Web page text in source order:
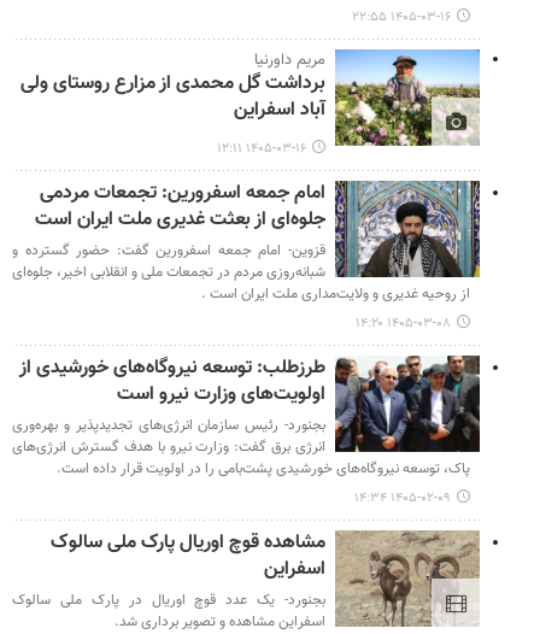
۱۴۰۵-۰۳-۱۶ ۲۲:۵۵
مریم داورنیا
برداشت گل محمدی از مزارع روستای ولی
آباد اسفراین
۱۴۰۵-۰۳-۱۶ ۱۲:۱۱
امام جمعه اسفرورین: تجمعات مردمی
جلوه‌ای از بعثت غدیری ملت ایران است
قزوین- امام جمعه اسفرورین گفت: حضور گسترده و
شبانه‌روزی مردم در تجمعات ملی و انقلابی اخیر، جلوه‌ای
از روحیه غدیری و ولایت‌مداری ملت ایران است .
۱۴۰۵-۰۳-۰۸ ۱۴:۲۰
طرزطلب: توسعه نیروگاه‌های خورشیدی از
اولویت‌های وزارت نیرو است
بجنورد- رئیس سازمان انرژی‌های تجدیدپذیر و بهره‌وری
انرژی برق گفت: وزارت نیرو با هدف گسترش انرژی‌های
پاک، توسعه نیروگاه‌های خورشیدی پشت‌بامی را در اولویت قرار داده است.
۱۴۰۵-۰۲-۰۹ ۱۴:۳۴
مشاهده قوچ اوریال پارک ملی سالوک
اسفراین
بجنورد- یک عدد قوچ اوریال در پارک ملی سالوک
اسفراین مشاهده و تصویر برداری شد.